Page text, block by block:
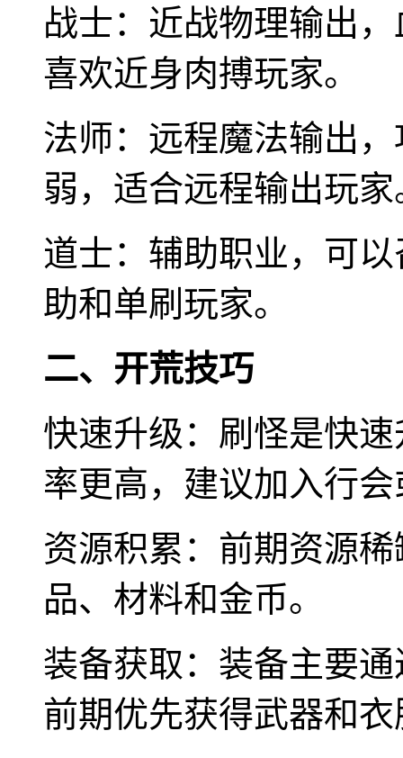
战士：近战物理输出
喜欢近身肉搏玩家。
法师：远程魔法输出
弱，适合远程输出玩家
道士：辅助职业，可
助和单刷玩家。
二、开荒技巧
快速升级：刷怪是快
率更高，建议加入行
资源积累：前期资源
品、材料和金币。
装备获取：装备主要
前期优先获得武器和衣